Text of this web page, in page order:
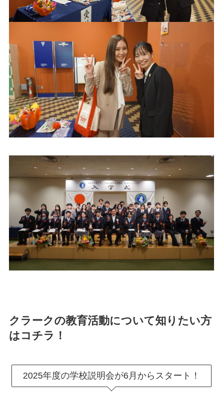
クラークの教育活動について知りたい方
はコチラ！
2025年度の学校説明会が6月からスタート！